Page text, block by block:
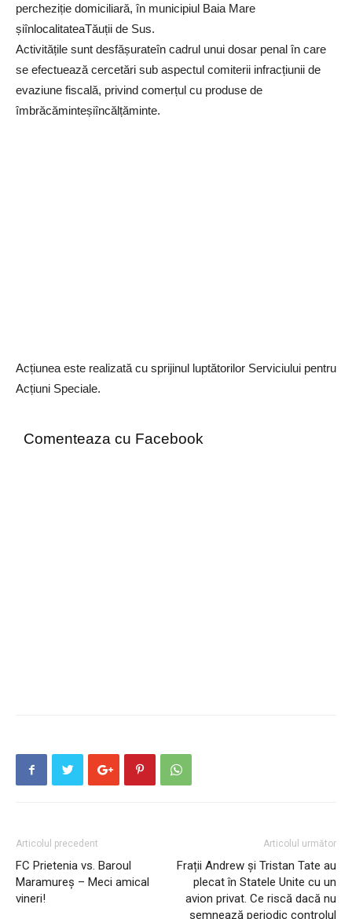
percheziție domiciliară, în municipiul Baia Mare
șiînlocalitateaTăuții de Sus.
Activitățile sunt desfășurateîn cadrul unui dosar penal în care
se efectuează cercetări sub aspectul comiterii infracțiunii de
evaziune fiscală, privind comerțul cu produse de
îmbrăcăminteșiîncălțăminte.
Acțiunea este realizată cu sprijinul luptătorilor Serviciului pentru
Acțiuni Speciale.
Comenteaza cu Facebook
Articolul precedent
FC Prietenia vs. Baroul
Maramureș – Meci amical
vineri!
Articolul următor
Frații Andrew și Tristan Tate au
plecat în Statele Unite cu un
avion privat. Ce riscă dacă nu
semnează periodic controlul